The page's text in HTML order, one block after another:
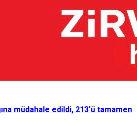
müdahale edildi, 213'ü tamamen